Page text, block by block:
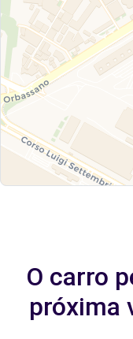
O carro
próxima